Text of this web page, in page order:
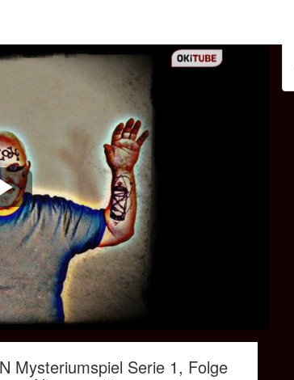
Play
Video
Mysteriumspiel Serie 1, Folge